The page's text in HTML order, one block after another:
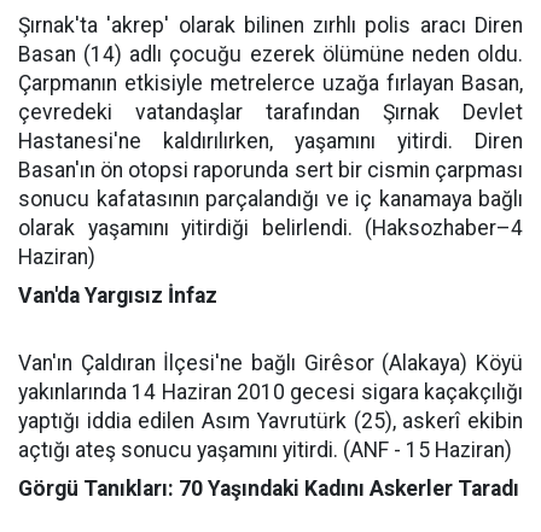
Şırnak'ta 'akrep' olarak bilinen zırhlı polis aracı Diren
Basan (14) adlı çocuğu ezerek ölümüne neden oldu.
Çarpmanın etkisiyle metrelerce uzağa fırlayan Basan,
çevredeki vatandaşlar tarafından Şırnak Devlet
Hastanesi'ne kaldırılırken, yaşamını yitirdi. Diren
Basan'ın ön otopsi raporunda sert bir cismin çarpması
sonucu kafatasının parçalandığı ve iç kanamaya bağlı
olarak yaşamını yitirdiği belirlendi. (Haksozhaber–4
Haziran)
Van'da Yargısız İnfaz
Van'ın Çaldıran İlçesi'ne bağlı Girêsor (Alakaya) Köyü
yakınlarında 14 Haziran 2010 gecesi sigara kaçakçılığı
yaptığı iddia edilen Asım Yavrutürk (25), askerî ekibin
açtığı ateş sonucu yaşamını yitirdi. (ANF - 15 Haziran)
Görgü Tanıkları: 70 Yaşındaki Kadını Askerler Taradı